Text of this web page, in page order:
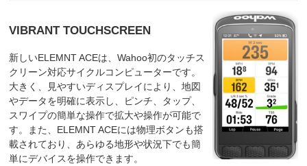
VIBRANT TOUCHSCREEN
新しいELEMNT ACEは、Wahoo初のタッチス
クリーン対応サイクルコンピューターです。
大きく、見やすいディスプレイにより、地図
やデータを明確に表示し、ピンチ、タップ、
スワイプの簡単な操作で拡大や操作が可能で
す。また、ELEMNT ACEには物理ボタンも搭
載されており、あらゆる地形や状況下でも簡
単にデバイスを操作できます。